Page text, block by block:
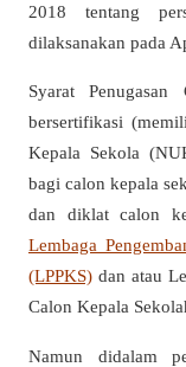
2018 tentang
dilaksanakan pada
Syarat
bersertifikasi
Kepala Sekola
bagi calon kepala
dan diklat calon
Lembaga
(LPPKS) dan atau
Calon Kepala
Namun didalam